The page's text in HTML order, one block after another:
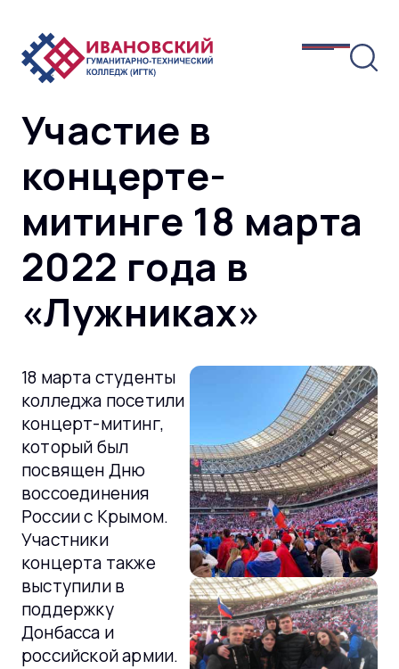
Участие в
концерте-
митинге 18 марта
2022 года в
«Лужниках»
18 марта студенты
колледжа посетили
концерт-митинг,
который был
посвящен Дню
воссоединения
России с Крымом.
Участники
концерта также
выступили в
поддержку
Донбасса и
российской армии.